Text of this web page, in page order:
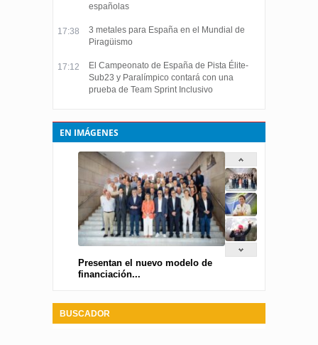
españolas
17:38
3 metales para España en el Mundial de
Piragüismo
17:12
El Campeonato de España de Pista Élite-
Sub23 y Paralímpico contará con una
prueba de Team Sprint Inclusivo
EN IMÁGENES
Presentan el nuevo modelo de
financiación...
BUSCADOR